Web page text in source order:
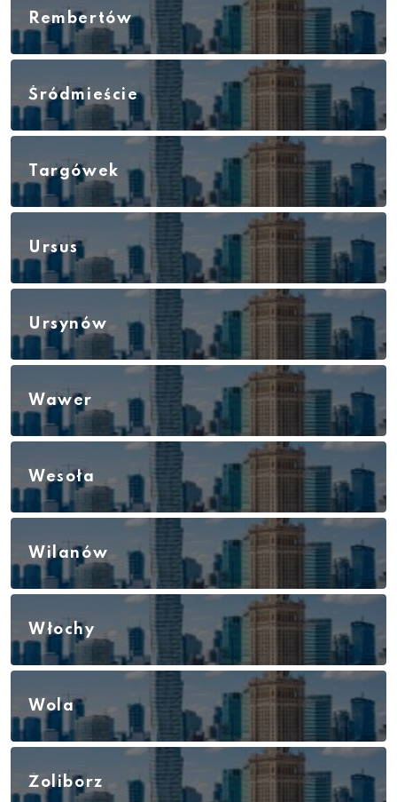
Rembertów
Śródmieście
Targówek
Ursus
Ursynów
Wawer
Wesoła
Wilanów
Włochy
Wola
Żoliborz